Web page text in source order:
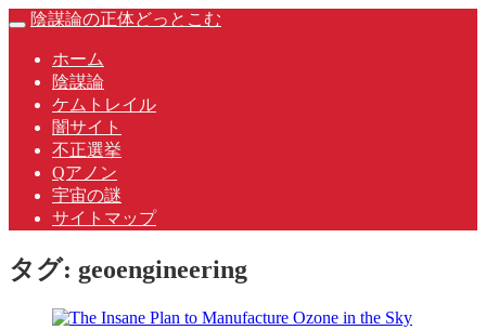
Skip
content
Toggle
陰謀論の正体どっとこむ
ホーム
陰謀論
ケムトレイル
闇サイト
不正選挙
Qアノン
宇宙の謎
サイトマップ
タグ: geoengineering